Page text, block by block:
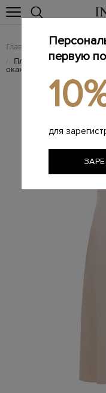
Главная Женщинам
/ Платье из струящейся
окантовкой
первую
для